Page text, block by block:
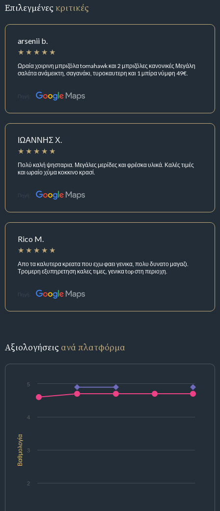
Επιλεγμένεςκριτικές
arsenii b.
Ωραία χοιρινη μπριζόλα tomahawk και 2 μπριζόλες κανονικές Μεγάλη
σαλάτα ανάμεικτη, σαγανάκι, τυροκαυτερη και 1 μπίρα νύμφη 49€.
Πηγή:
ΙΩΑΝΝΗΣ Χ.
Πολύ καλή ψησταρια. Μεγάλες μερίδες και φρέσκα υλικά. Καλές τιμές
και ωραίο χύμα κοκκινο κρασί.
Πηγή:
Rico M.
Απο τα καλυτερα κρεατα που εχω φαει γενικα, πολυ δυνατο μαγαζι.
Τρομερη εξυπηρετηση καλες τιμες, γενικα top στη περιοχη.
Πηγή:
Αξιολογήσεις ανά πλατφόρμα
Βαθμολογία
2
3
4
5